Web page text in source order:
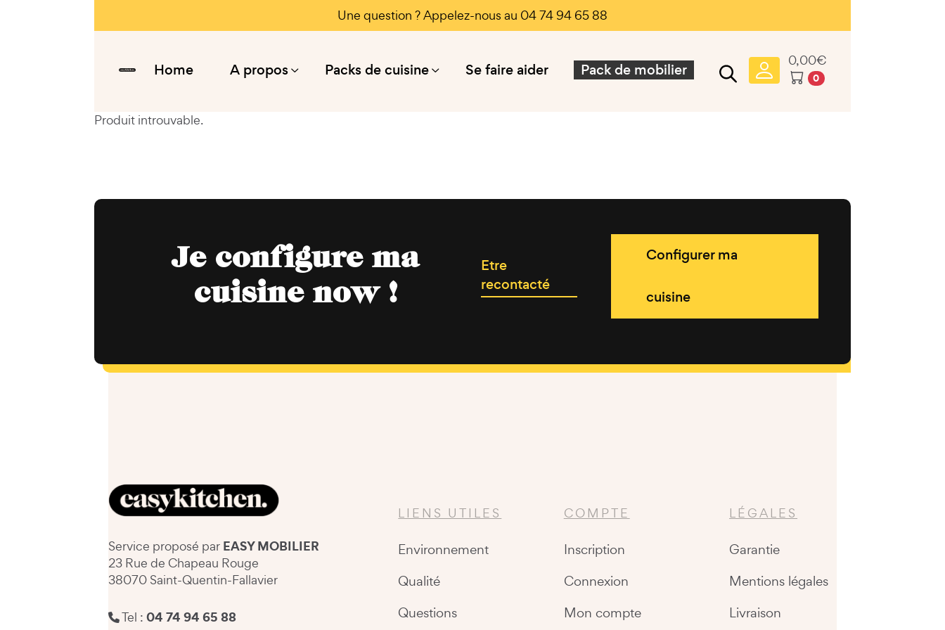
Une question ? Appelez-nous au 04 74 94 65 88
0,00€
0
Home A propos Packs de cuisine Se faire aider Pack de mobilier
Produit introuvable.
Je configure ma
cuisine now !
Etre
recontacté
Configurer ma
cuisine
Service proposé par EASY MOBILIER
23 Rue de Chapeau Rouge
38070 Saint-Quentin-Fallavier
Tel :04 74 94 65 88
LIENS UTILES
Environnement
Qualité
Questions
COMPTE
Inscription
Connexion
Mon compte
LÉGALES
Garantie
Mentions légales
Livraison